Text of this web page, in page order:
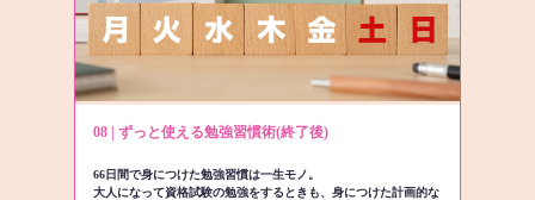
08 | ずっと使える勉強習慣術(終了後)
66日間で身につけた勉強習慣は一生モノ。
大人になって資格試験の勉強をするときも、身につけた計画的な